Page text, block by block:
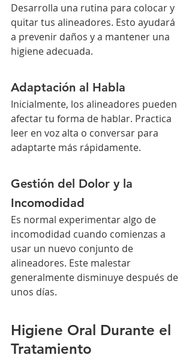
Desarrolla una rutina para colocar y
quitar tus alineadores. Esto ayudará
a prevenir daños y a mantener una
higiene adecuada.
Adaptación al Habla
Inicialmente, los alineadores pueden
afectar tu forma de hablar. Practica
leer en voz alta o conversar para
adaptarte más rápidamente.
Gestión del Dolor y la
Incomodidad
Es normal experimentar algo de
incomodidad cuando comienzas a
usar un nuevo conjunto de
alineadores. Este malestar
generalmente disminuye después de
unos días.
Higiene Oral Durante el
Tratamiento